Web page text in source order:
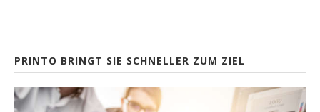
PRINTO BRINGT SIE SCHNELLER ZUM ZIEL